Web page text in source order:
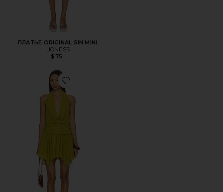
ПЛАТЬЕ ORIGINAL SIN MINI
LIONESS
$75
Favorite ПЛАТЬЕ DEMI